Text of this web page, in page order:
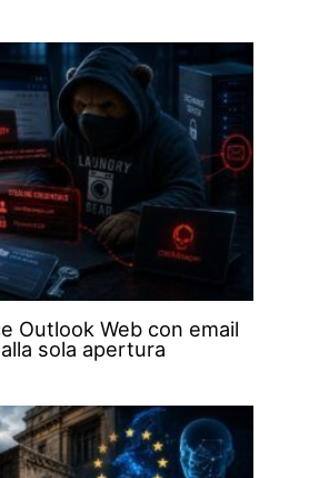
Outlook Web con email
sola apertura